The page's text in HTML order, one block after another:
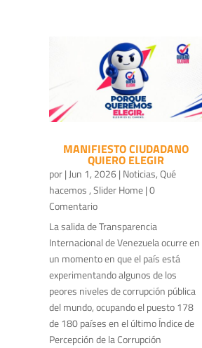
MANIFIESTO CIUDADANO
QUIERO ELEGIR
por|Jun 1, 2026| Noticias,Qué
hacemos,Slider Home| 0
Comentario
La salida de Transparencia
Internacional de Venezuela ocurre en
un momento en que el país está
experimentando algunos de los
peores niveles de corrupción pública
del mundo, ocupando el puesto 178
de 180 países en el último Índice de
Percepción de la Corrupción